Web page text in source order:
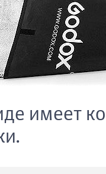
имеет